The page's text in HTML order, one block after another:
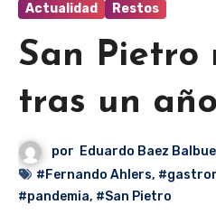
Actualidad Restos
San Pietro
tras un
por Eduardo Baez
#Fernando Ahlers,
#pandemia, #San Pietro